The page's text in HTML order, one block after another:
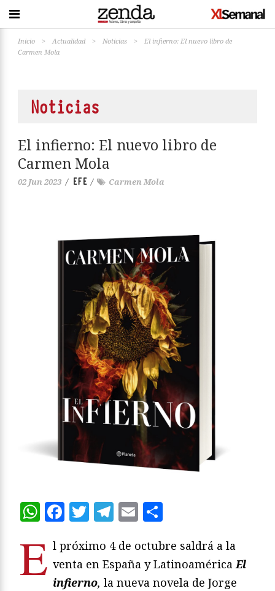
Inicio > Actualidad > Noticias >
El infierno: El nuevo libro de
Carmen Mola
Noticias
El infierno: El nuevo libro de
Carmen Mola
02 Jun 2023 / EFE / Carmen Mola
WhatsApp
Facebook
Twitter
Telegram
Email
E l próximo 4 de octubre saldrá a la
venta en España y LatinoaméricaEl
infierno, la nueva novela de Jorge